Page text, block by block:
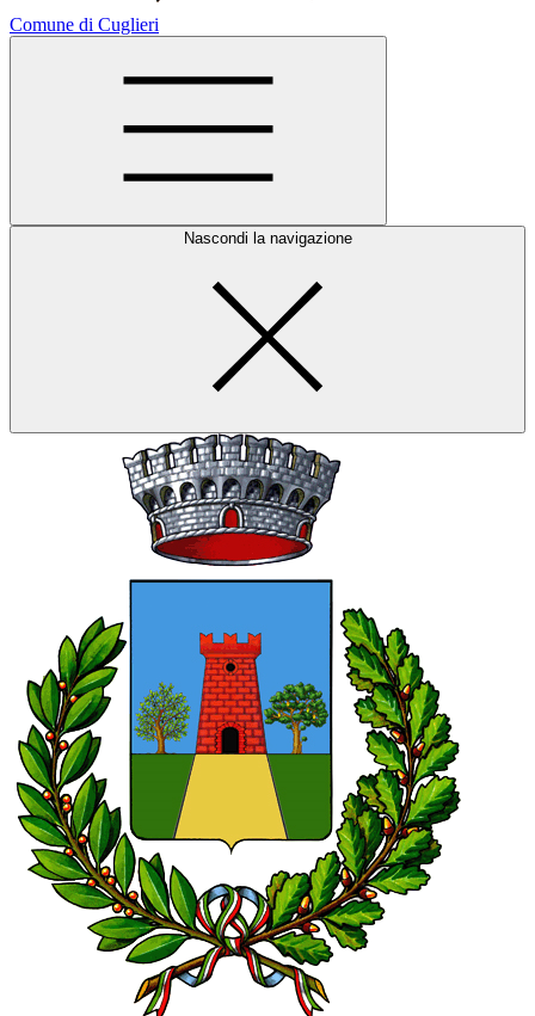
Comune di Cuglieri
Nascondi la navigazione